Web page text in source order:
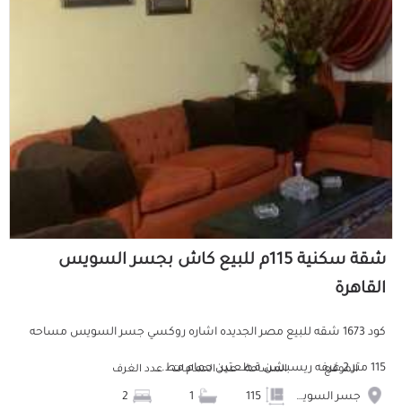
شقة سكنية 115م للبيع كاش بجسر السويس
القاهرة
كود 1673 شقه للبيع مصر الجديده اشاره روكسي جسر السويس مساحه
115 متر 2 غرفه ريسبشن قطعتين حمام مط... الموقع
جسر السويس
المساحة عدد الحمامات عدد الغرف